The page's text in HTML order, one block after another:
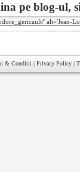
pe blog-ul,
& Conditii | Privacy Policy |